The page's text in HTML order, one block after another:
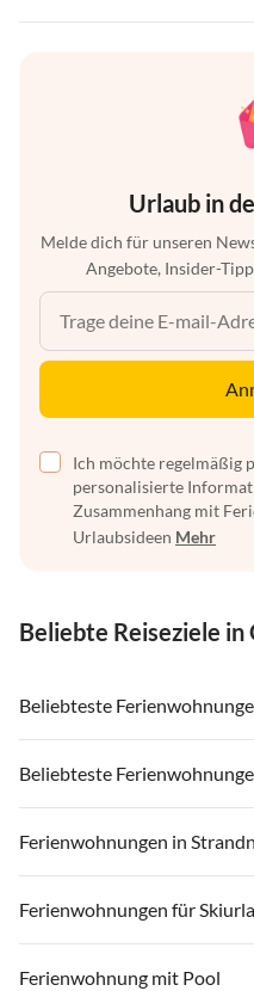
Urlaub in
Melde dich für unseren
Angebote, Insider-
Ich möchte regelmäßig
personalisierte
Zusammenhang mit
Urlaubsideen Mehr
Beliebte Reiseziele
Beliebteste
Ferienwohnungen in Österreich
Ferienwohnungen in Tirol
Ferienwohnungen in Salzburger
Ferienwohnungen in Zell am See -
Ferienwohnungen in Zillertal
Beliebteste
Ferienwohnungen in Österreich
Ferienwohnungen in Tirol
Ferienwohnungen in Salzburger
Ferienwohnungen in
Ferienwohnungen in Strandnähe
Ferienwohnungen in Strandnähe
Ferienwohnungen für
Ferienwohnungen für Skiurlaub in
Ferienwohnung mit Pool